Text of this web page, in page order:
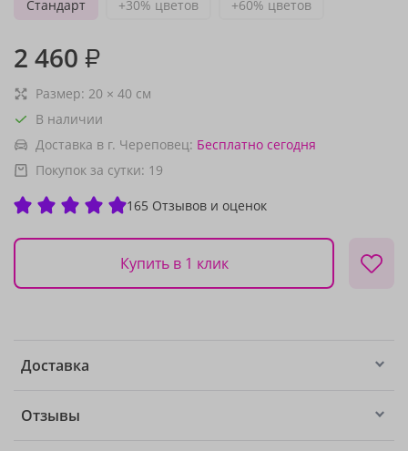
Стандарт
+30% цветов +60% цветов
2 460 ₽
Размер: 20 × 40 см
В наличии
Доставка в г. Череповец: Бесплатно сегодня
Покупок за сутки: 19
165 Отзывов и оценок
Купить в 1 клик
Доставка
Отзывы